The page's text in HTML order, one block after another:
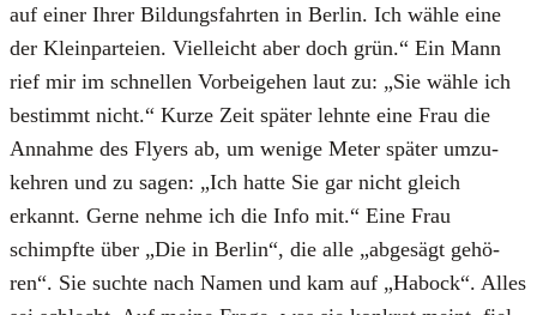
auf einer Ihrer Bil­dungs­fahr­ten in Ber­lin. Ich wäh­le eine
der Klein­par­tei­en. Viel­leicht aber doch grün.“ Ein Mann
rief mir im schnel­len Vor­bei­ge­hen laut zu: „Sie wäh­le ich
bestimmt nicht.“ Kur­ze Zeit spä­ter lehn­te eine Frau die
Annah­me des Fly­ers ab, um weni­ge Meter spä­ter umzu­
keh­ren und zu sagen: „Ich hat­te Sie gar nicht gleich
erkannt. Ger­ne neh­me ich die Info mit.“ Eine Frau
schimpf­te über „Die in Ber­lin“, die alle „abge­sägt gehö­
ren“. Sie such­te nach Namen und kam auf „Hab­ock“. Alles